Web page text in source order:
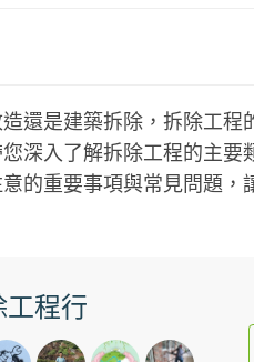
還是建築拆除，拆除工
深入了解拆除工程的主
的重要事項與常見問題，
工程行